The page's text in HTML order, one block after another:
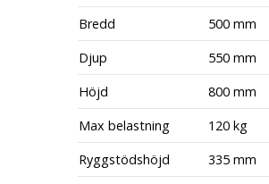
Bredd
500 mm
Djup
550 mm
Höjd
800 mm
Max belastning
120 kg
Ryggstödshöjd
335 mm